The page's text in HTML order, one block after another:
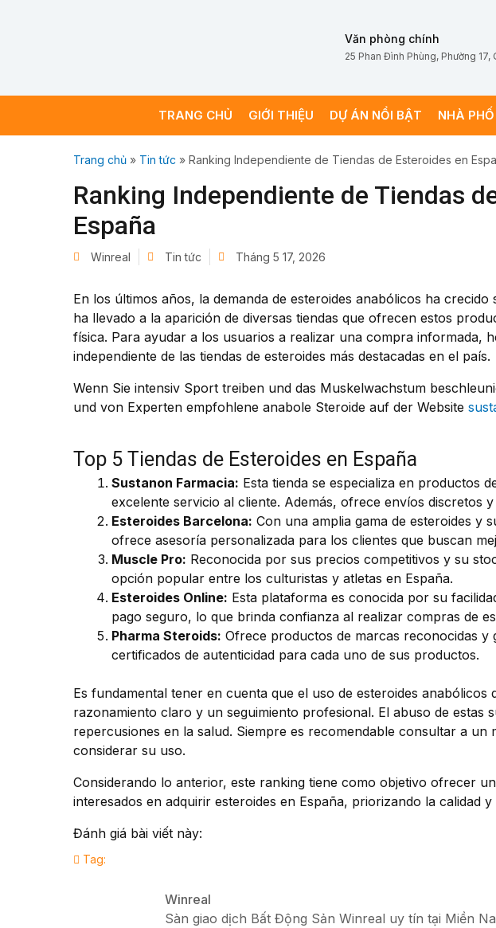
Văn phòng chính
25 Phan Đình Phùng, Phường 17,
TRANG CHỦ GIỚI THIỆU DỰ ÁN NỔI BẬT NHÀ
Trang chủ » Tin tức » Ranking Independiente de Tiendas de Esteroides en
Ranking Independiente de Tiendas
España
Winreal Tin tức Tháng 5 17, 2026
En los últimos años, la demanda de esteroides anabólicos ha crecido
ha llevado a la aparición de diversas tiendas que ofrecen estos
física. Para ayudar a los usuarios a realizar una compra informada,
independiente de las tiendas de esteroides más destacadas en el país.
Wenn Sie intensiv Sport treiben und das Muskelwachstum
und von Experten empfohlene anabole Steroide auf der Website
Top 5 Tiendas de Esteroides en España
Sustanon Farmacia: Esta tienda se especializa en productos
excelente servicio al cliente. Además, ofrece envíos discretos
Esteroides Barcelona: Con una amplia gama de esteroides y
ofrece asesoría personalizada para los clientes que buscan
Muscle Pro: Reconocida por sus precios competitivos y su
opción popular entre los culturistas y atletas en España.
Esteroides Online: Esta plataforma es conocida por su
pago seguro, lo que brinda confianza al realizar compras de
Pharma Steroids: Ofrece productos de marcas reconocidas y
certificados de autenticidad para cada uno de sus productos.
Es fundamental tener en cuenta que el uso de esteroides anabólicos
razonamiento claro y un seguimiento profesional. El abuso de estas
repercusiones en la salud. Siempre es recomendable consultar a un
considerar su uso.
Considerando lo anterior, este ranking tiene como objetivo ofrecer
interesados en adquirir esteroides en España, priorizando la calidad
Đánh giá bài viết này:
Tag:
Winreal
Sàn giao dịch Bất Động Sản Winreal uy tín tại Miền